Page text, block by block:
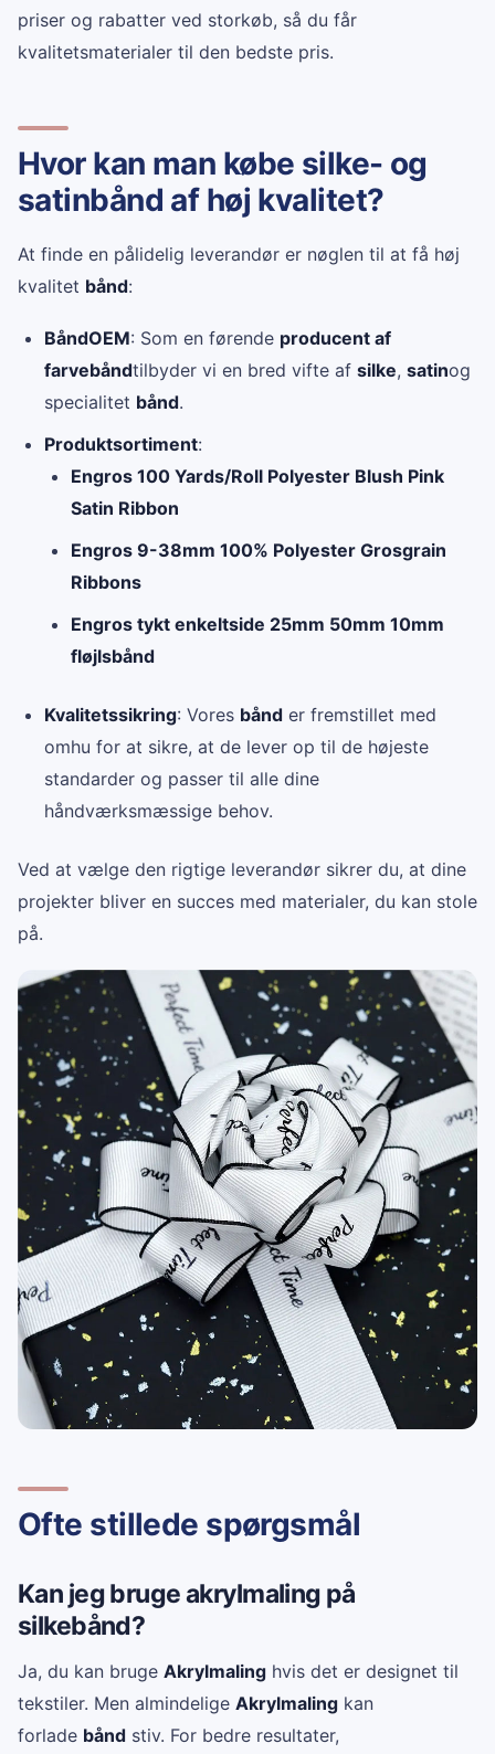
priser og rabatter ved storkøb, så du får
kvalitetsmaterialer til den bedste pris.
Hvor kan man købe silke- og
satinbånd af høj kvalitet?
At finde en pålidelig leverandør er nøglen til at få høj
kvalitet bånd:
BåndOEM: Som en førende producent af
farvebåndtilbyder vi en bred vifte af silke, satinog
specialitet bånd.
Produktsortiment:
Engros 100 Yards/Roll Polyester Blush Pink
Satin Ribbon
Engros 9-38mm 100% Polyester Grosgrain
Ribbons
Engros tykt enkeltside 25mm 50mm 10mm
fløjlsbånd
Kvalitetssikring: Vores bånd er fremstillet med
omhu for at sikre, at de lever op til de højeste
standarder og passer til alle dine
håndværksmæssige behov.
Ved at vælge den rigtige leverandør sikrer du, at dine
projekter bliver en succes med materialer, du kan stole
på.
Ofte stillede spørgsmål
Kan jeg bruge akrylmaling på
silkebånd?
Ja, du kan bruge Akrylmaling hvis det er designet til
tekstiler. Men almindelige Akrylmaling kan
forlade bånd stiv. For bedre resultater,